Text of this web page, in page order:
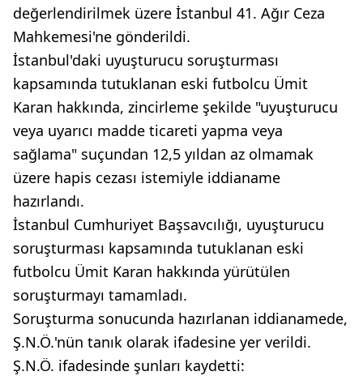
değerlendirilmek üzere İstanbul 41. Ağır Ceza
Mahkemesi'ne gönderildi.
İstanbul'daki uyuşturucu soruşturması
kapsamında tutuklanan eski futbolcu Ümit
Karan hakkında, zincirleme şekilde "uyuşturucu
veya uyarıcı madde ticareti yapma veya
sağlama" suçundan 12,5 yıldan az olmamak
üzere hapis cezası istemiyle iddianame
hazırlandı.
İstanbul Cumhuriyet Başsavcılığı, uyuşturucu
soruşturması kapsamında tutuklanan eski
futbolcu Ümit Karan hakkında yürütülen
soruşturmayı tamamladı.
Soruşturma sonucunda hazırlanan iddianamede,
Ş.N.Ö.'nün tanık olarak ifadesine yer verildi.
Ş.N.Ö. ifadesinde şunları kaydetti: